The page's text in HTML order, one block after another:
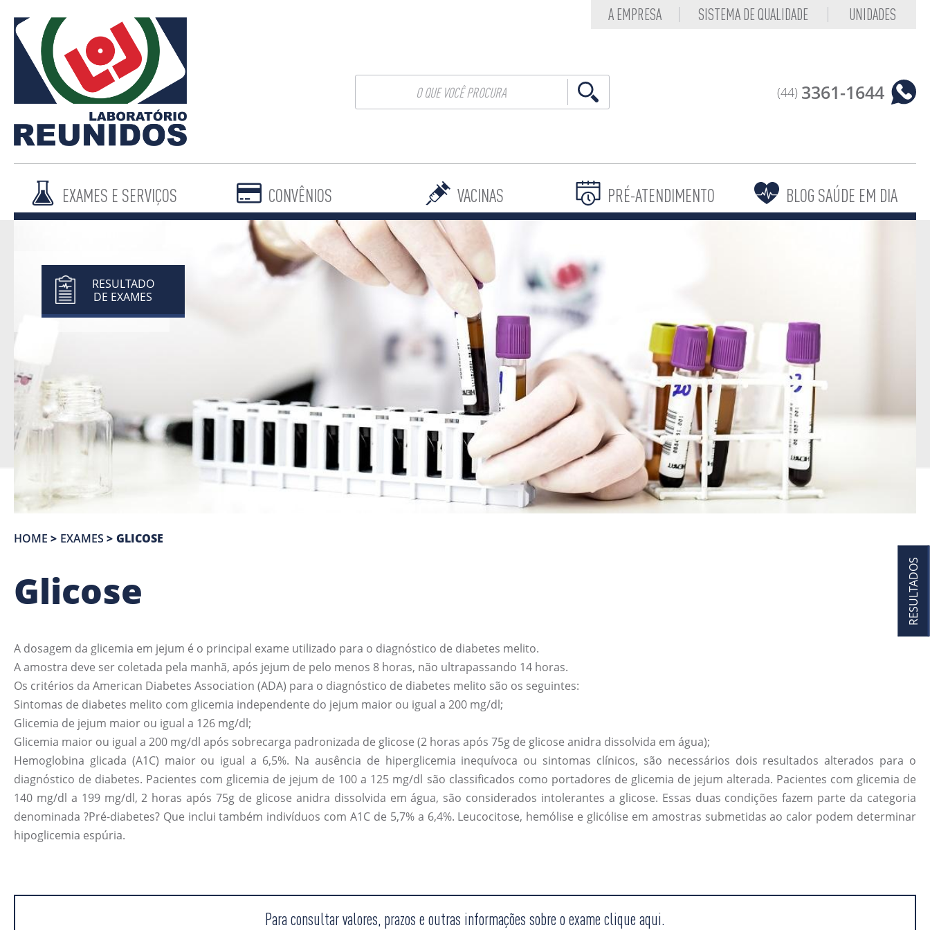
A EMPRESA SISTEMA DE QUALIDADE UNIDADES
(44) 3361-1644
EXAMES E SERVIÇOS CONVÊNIOS VACINAS PRÉ-ATENDIMENTO BLOG SAÚDE EM DIA
RESULTADO
DE EXAMES
HOME > EXAMES > GLICOSE
Glicose
A dosagem da glicemia em jejum é o principal exame utilizado para o diagnóstico de diabetes melito.
A amostra deve ser coletada pela manhã, após jejum de pelo menos 8 horas, não ultrapassando 14 horas.
Os critérios da American Diabetes Association (ADA) para o diagnóstico de diabetes melito são os seguintes:
Sintomas de diabetes melito com glicemia independente do jejum maior ou igual a 200 mg/dl;
Glicemia de jejum maior ou igual a 126 mg/dl;
Glicemia maior ou igual a 200 mg/dl após sobrecarga padronizada de glicose (2 horas após 75g de glicose anidra dissolvida em água);
Hemoglobina glicada (A1C) maior ou igual a 6,5%. Na ausência de hiperglicemia inequívoca ou sintomas clínicos, são necessários dois resultados alterados para o
diagnóstico de diabetes. Pacientes com glicemia de jejum de 100 a 125 mg/dl são classificados como portadores de glicemia de jejum alterada. Pacientes com glicemia de
140 mg/dl a 199 mg/dl, 2 horas após 75g de glicose anidra dissolvida em água, são considerados intolerantes a glicose. Essas duas condições fazem parte da categoria
denominada ?Pré-diabetes? Que inclui também indivíduos com A1C de 5,7% a 6,4%. Leucocitose, hemólise e glicólise em amostras submetidas ao calor podem determinar
hipoglicemia espúria.
Para consultar valores, prazos e outras informações sobre o exame clique aqui.
RESULTADOS